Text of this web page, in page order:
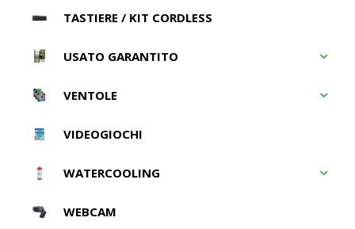
TASTIERE / KIT CORDLESS
USATO GARANTITO
VENTOLE
VIDEOGIOCHI
WATERCOOLING
WEBCAM